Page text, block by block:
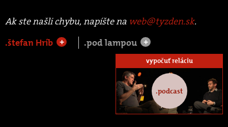
Ak ste našli chybu, napíšte na web@tyzden.sk.
.štefan Hríb
+ .pod lampou +
vypočuť reláciu
.podcast